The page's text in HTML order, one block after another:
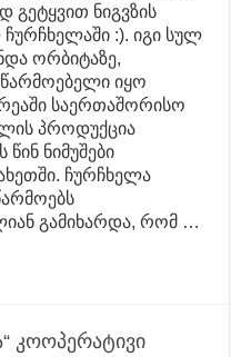
გეტყვით ნიგვზის
:). იგი სულ
ორბიტაზე,
იყო
საერთაშორისო
პროდუქცია
ნიმუშები
ჩურჩხელა
გამიხარდა, რომ …
კოოპერატივი